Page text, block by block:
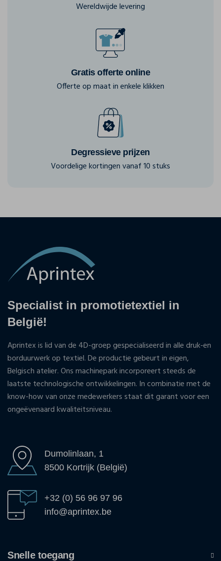
Wereldwijde levering
Gratis offerte online
Offerte op maat in enkele klikken
Degressieve prijzen
Voordelige kortingen vanaf 10 stuks
Specialist in promotietextiel in
België!
Aprintex is lid van de 4D-groep gespecialiseerd in alle druk-en
borduurwerk op textiel. De productie gebeurt in eigen,
Belgisch atelier. Ons machinepark incorporeert steeds de
laatste technologische ontwikkelingen. In combinatie met de
know-how van onze medewerkers staat dit garant voor een
ongeëvenaard kwaliteitsniveau.
Dumolinlaan, 1
8500 Kortrijk (België)
+32 (0) 56 96 97 96
info@aprintex.be
Snelle toegang